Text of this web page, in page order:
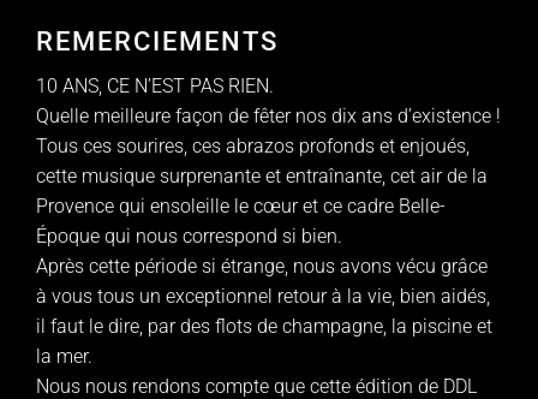
REMERCIEMENTS
10 ANS, CE N’EST PAS RIEN.
Quelle meilleure façon de fêter nos dix ans d’existence !
Tous ces sourires, ces abrazos profonds et enjoués,
cette musique surprenante et entraînante, cet air de la
Provence qui ensoleille le cœur et ce cadre Belle-
Époque qui nous correspond si bien.
Après cette période si étrange, nous avons vécu grâce
à vous tous un exceptionnel retour à la vie, bien aidés,
il faut le dire, par des flots de champagne, la piscine et
la mer.
Nous nous rendons compte que cette édition de DDL